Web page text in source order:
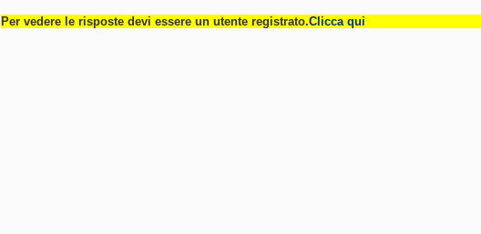
Per vedere le risposte devi essere un utente registrato.Clicca qui